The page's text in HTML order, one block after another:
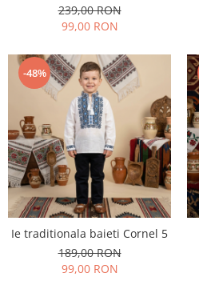
239,00 RON
99,00 RON
-48%
Ie traditionala baieti Cornel 5
189,00 RON
99,00 RON